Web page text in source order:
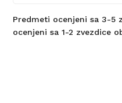
Predmeti ocenjeni sa 3-5
ocenjeni sa 1-2 zvezdice